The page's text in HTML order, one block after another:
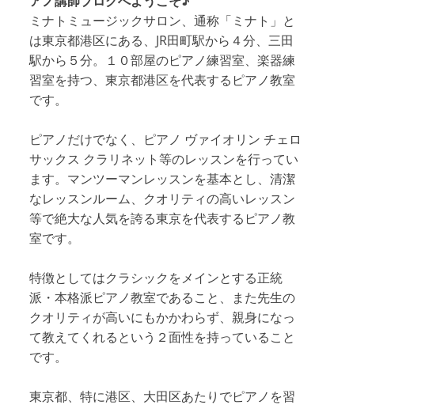
ミナトミュージックサロン、通称「ミナト」と
は東京都港区にある、JR田町駅から４分、三田
駅から５分。１０部屋のピアノ練習室、楽器練
習室を持つ、東京都港区を代表するピアノ教室
です。
ピアノだけでなく、ピアノ ヴァイオリン チェロ
サックス クラリネット等のレッスンを行ってい
ます。マンツーマンレッスンを基本とし、清潔
なレッスンルーム、クオリティの高いレッスン
等で絶大な人気を誇る東京を代表するピアノ教
室です。
特徴としてはクラシックをメインとする正統
派・本格派ピアノ教室であること、また先生の
クオリティが高いにもかかわらず、親身になっ
て教えてくれるという２面性を持っていること
です。
東京都、特に港区、大田区あたりでピアノを習